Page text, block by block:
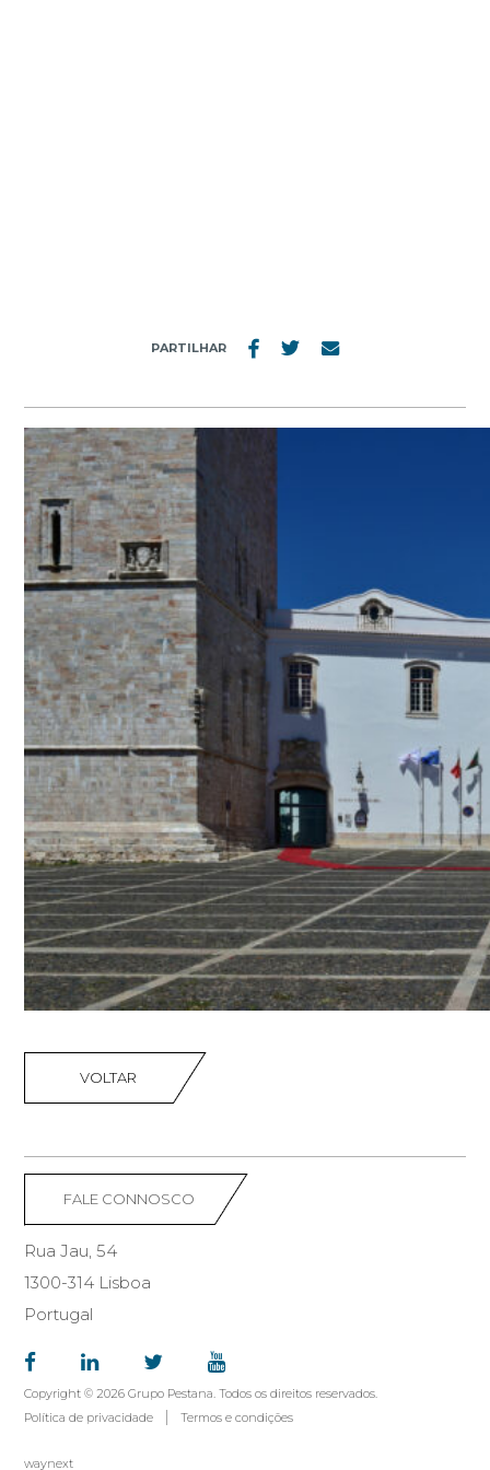
PARTILHAR
VOLTAR
FALE CONNOSCO
Rua Jau, 54
1300-314 Lisboa
Portugal
Copyright © 2026 Grupo Pestana. Todos os direitos reservados.
Política de privacidade
Termos e condições
waynext